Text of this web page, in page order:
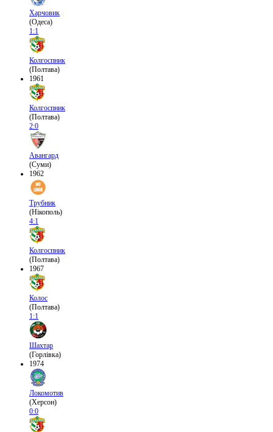
Харчовик
(Одеса)
1:1
Колгоспник
(Полтава)
1961
Колгоспник
(Полтава)
2:0
Авангард
(Суми)
1962
Трубник
(Нікополь)
4:1
Колгоспник
(Полтава)
1967
Колос
(Полтава)
1:1
Шахтар
(Горлівка)
1974
Локомотив
(Херсон)
0:0